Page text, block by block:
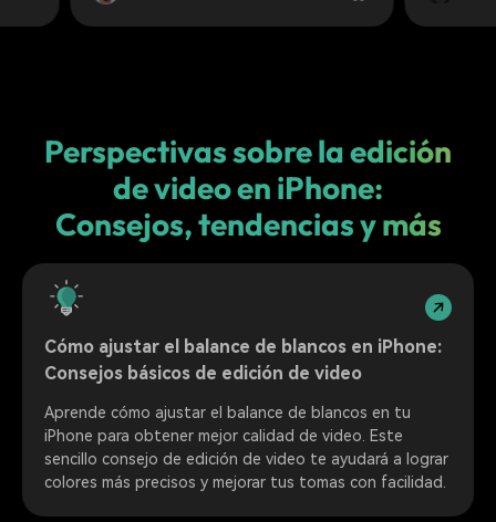
Perspectivas sobre la edición
de video en iPhone:
Consejos, tendencias y más
Cómo ajustar el balance de blancos en iPhone:
Consejos básicos de edición de video
Aprende cómo ajustar el balance de blancos en tu
iPhone para obtener mejor calidad de video. Este
sencillo consejo de edición de video te ayudará a lograr
colores más precisos y mejorar tus tomas con facilidad.